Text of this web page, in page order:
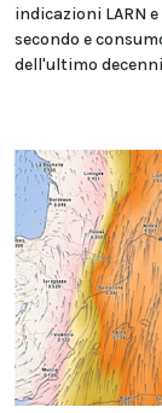
indicazioni LARN
secondo e
dell'ultimo